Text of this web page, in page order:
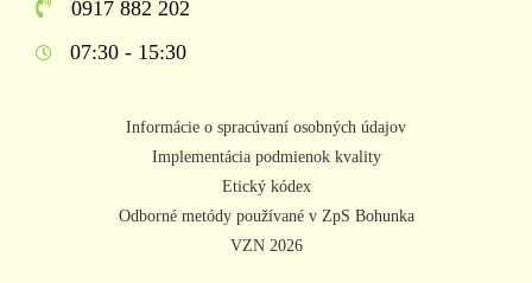
0917 882 202
07:30 - 15:30
Informácie o spracúvaní osobných údajov
Implementácia podmienok kvality
Etický kódex
Odborné metódy používané v ZpS Bohunka
VZN 2026